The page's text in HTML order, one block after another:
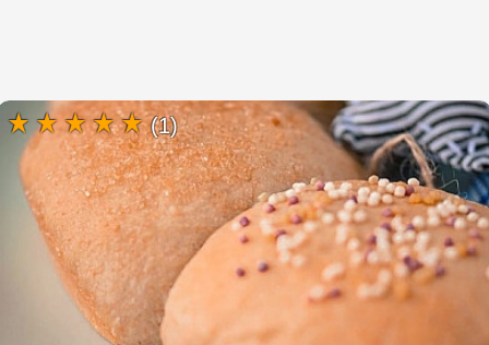
(1)